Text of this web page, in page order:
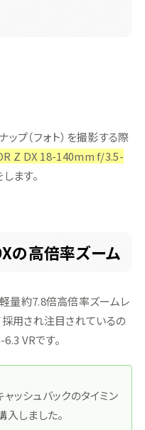
プ（フォト）を撮影する際
Z DX 18-140mm f/3.5-
ます。
の高倍率ズーム
量約7.8倍高倍率ズームレ
用され注目されているの
VRです。
ッシュバックのタイミン
入しました。